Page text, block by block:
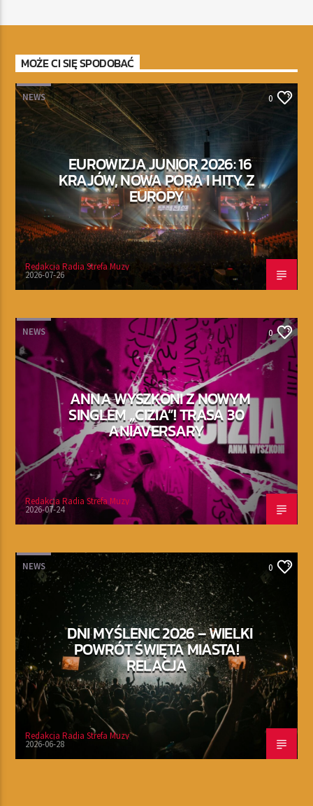
MOŻE CI SIĘ SPODOBAĆ
NEWS 0
EUROWIZJA JUNIOR 2026: 16
KRAJÓW, NOWA PORA I HITY Z
EUROPY
Redakcja Radia Strefa Muzy
2026-07-26
NEWS 0
ANNA WYSZKONI Z NOWYM
SINGLEM „CIZIA”! TRASA 30
ANIAVERSARY
Redakcja Radia Strefa Muzy
2026-07-24
NEWS 0
DNI MYŚLENIC 2026 – WIELKI
POWRÓT ŚWIĘTA MIASTA!
RELACJA
Redakcja Radia Strefa Muzy
2026-06-28